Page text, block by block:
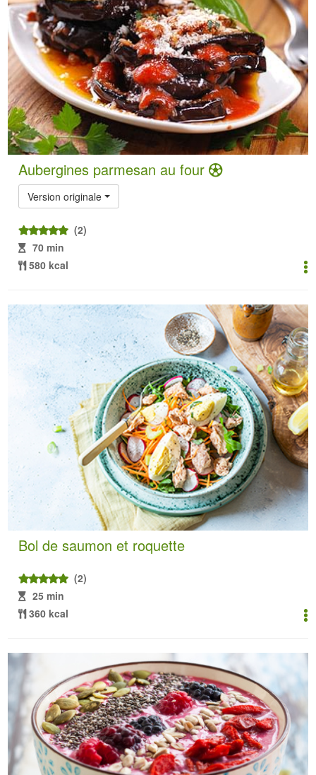
Aubergines parmesan au four
Version originale
(2)
70 min
580 kcal
Bol de saumon et roquette
(2)
25 min
360 kcal